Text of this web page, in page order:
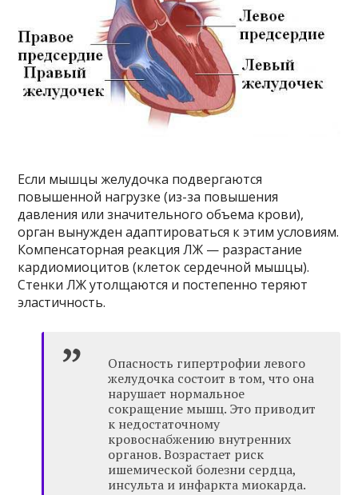
Если мышцы желудочка подвергаются
повышенной нагрузке (из-за повышения
давления или значительного объема крови),
орган вынужден адаптироваться к этим условиям.
Компенсаторная реакция ЛЖ — разрастание
кардиомиоцитов (клеток сердечной мышцы).
Стенки ЛЖ утолщаются и постепенно теряют
эластичность.
Опасность гипертрофии левого
желудочка состоит в том, что она
нарушает нормальное
сокращение мышц. Это приводит
к недостаточному
кровоснабжению внутренних
органов. Возрастает риск
ишемической болезни сердца,
инсульта и инфаркта миокарда.